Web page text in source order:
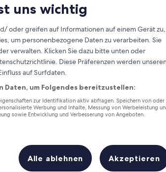
uns wichtig
oder greifen auf Informationen auf einem Gerät zu,
um personenbezogene Daten zu verarbeiten. Sie
verwalten. Klicken Sie dazu bitte unten oder
Diese Präferenzen werden
auf Surfdaten.
Daten, um Folgendes bereitzustellen:
zur Identifikation aktiv abfragen. Speichern von oder
Werbung und Inhalte, Messung von Werbeleistung
sowie Entwicklung und Verbesserung von Angeboten.
Alle ablehnen Akzeptieren